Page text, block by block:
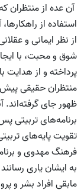
آن عده از منتظران
استفاده از
از نظر ايمانى و
شوق و محبت، با
پرداخته‌ و از
منتظران حقيقى پیش
ظهور جاى
برنامه‌هاى تربيتى
تقويت پايه‌هاى
فرهنگ مهدوى و
به ايشان يارى
مابقى افراد بشر و